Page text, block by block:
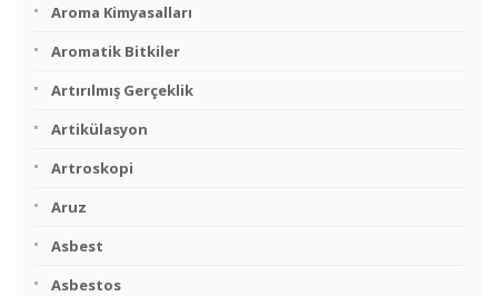
Aroma Kimyasalları
Aromatik Bitkiler
Artırılmış Gerçeklik
Artikülasyon
Artroskopi
Aruz
Asbest
Asbestos